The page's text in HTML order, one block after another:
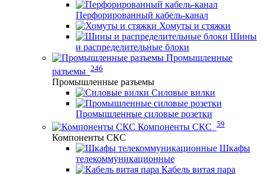
Перфорированный кабель-канал
Хомуты и стяжки
Шины
и распределительные блоки
Промышленные
разъемы 246
Промышленные разъемы
Силовые вилки
Промышленные силовые розетки
Компоненты СКС 59
Компоненты СКС
Шкафы
телекоммуникационные
Кабель витая пара